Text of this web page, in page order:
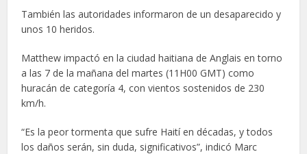
También las autoridades informaron de un desaparecido y
unos 10 heridos.
Matthew impactó en la ciudad haitiana de Anglais en torno
a las 7 de la mañana del martes (11H00 GMT) como
huracán de categoría 4, con vientos sostenidos de 230
km/h.
“Es la peor tormenta que sufre Haití en décadas, y todos
los daños serán, sin duda, significativos”, indicó Marc